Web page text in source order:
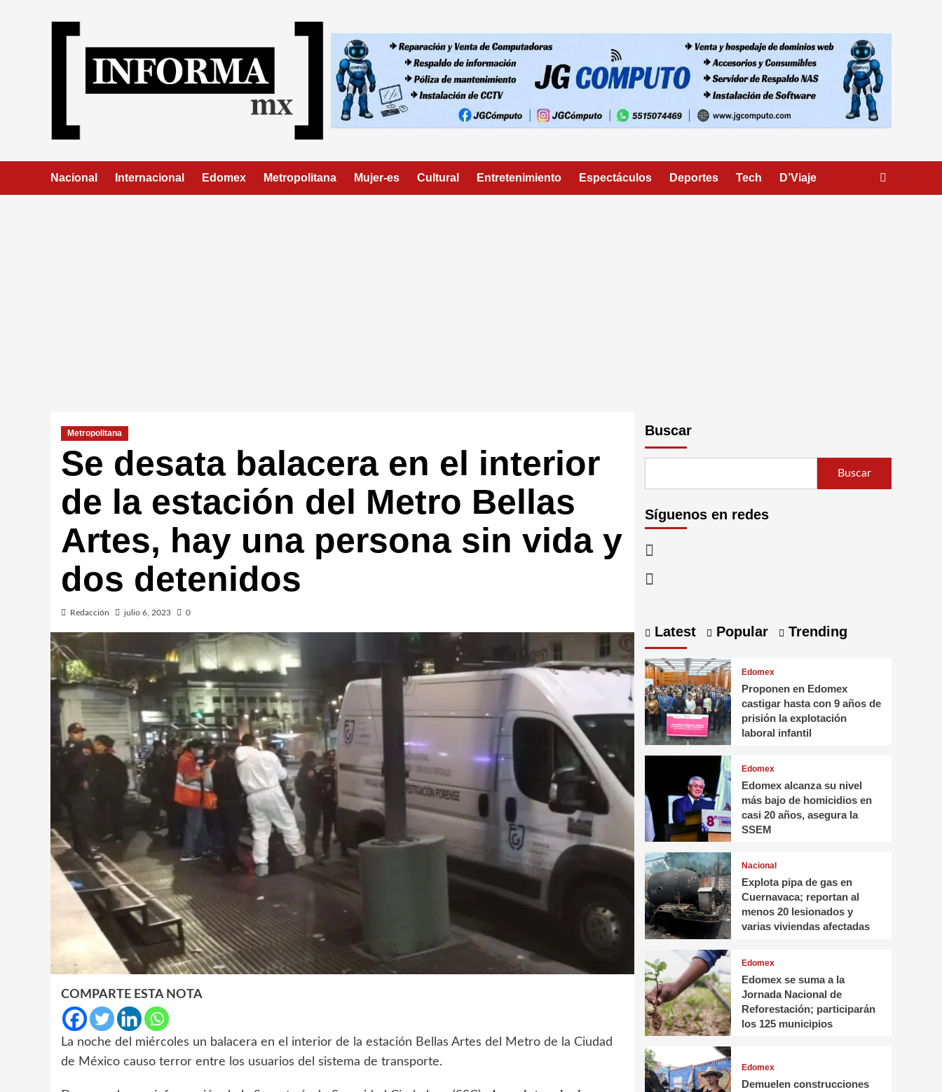
Nacional Internacional Edomex Metropolitana Mujer-es Cultural Entretenimiento Espectáculos Deportes Tech D’Viaje
Metropolitana
Se desata balacera en el interior
de la estación del Metro Bellas
Artes, hay una persona sin vida y
dos detenidos
Redacción julio 6, 2023 0
COMPARTE ESTA NOTA
La noche del miércoles un balacera en el interior de la estación Bellas Artes del Metro de la Ciudad
de México causo terror entre los usuarios del sistema de transporte.
Buscar
Buscar
Síguenos en redes
Latest Popular Trending
Edomex
Proponen en Edomex
castigar hasta con 9 años de
prisión la explotación
laboral infantil
Edomex
Edomex alcanza su nivel
más bajo de homicidios en
casi 20 años, asegura la
SSEM
Nacional
Explota pipa de gas en
Cuernavaca; reportan al
menos 20 lesionados y
varias viviendas afectadas
Edomex
Edomex se suma a la
Jornada Nacional de
Reforestación; participarán
los 125 municipios
Edomex
Demuelen construcciones